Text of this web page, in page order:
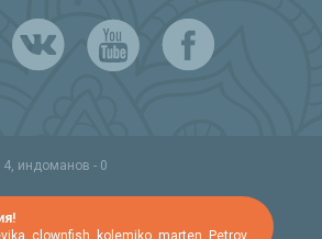
4, индоманов - 0
clownfish kolemiko marten Petrov